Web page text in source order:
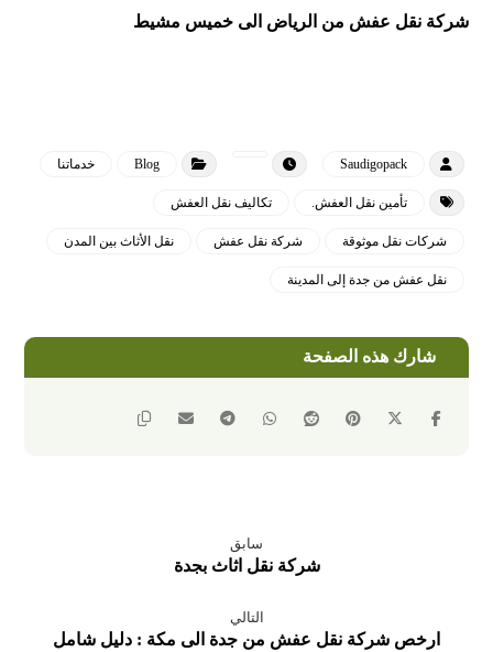
شركة نقل عفش من الرياض الى خميس مشيط
Saudigopack
Blog خدماتنا
تأمين نقل العفش. تكاليف نقل العفش
شركات نقل موثوقة شركة نقل عفش نقل الأثاث بين المدن
نقل عفش من جدة إلى المدينة
سابق
شركة نقل اثاث بجدة
التالي
ارخص شركة نقل عفش من جدة الى مكة : دليل شامل